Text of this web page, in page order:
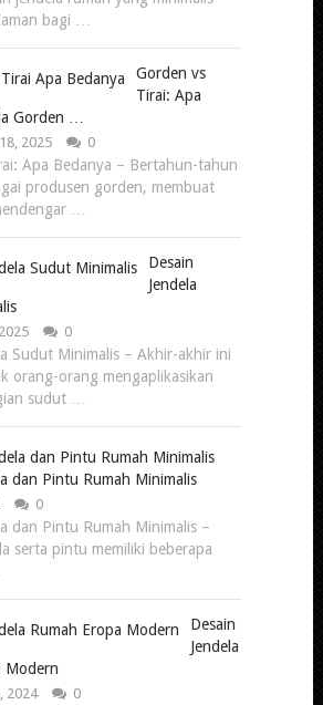
bagi …
Gorden vs
Tirai: Apa
Gorden …
2025 0
Apa Bedanya – Bertahun-tahun
produsen gorden, membuat
…
Desain
Jendela
0
Sudut Minimalis – Akhir-akhir ini
orang-orang mengaplikasikan
sudut …
dan Pintu Rumah Minimalis
0
dan Pintu Rumah Minimalis –
serta pintu memiliki beberapa
Desain
Jendela
Modern
2024 0